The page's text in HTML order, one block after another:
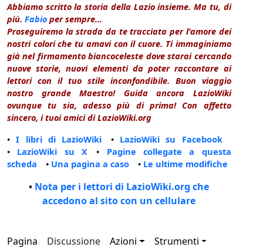
Abbiamo scritto la storia della Lazio insieme. Ma tu, di
più. Fabio per sempre...
Proseguiremo la strada da te tracciata per l'amore dei
nostri colori che tu amavi con il cuore. Ti immaginiamo
già nel firmamento biancoceleste dove starai cercando
nuove storie, nuovi elementi da poter raccontare ai
lettori con il tuo stile inconfondibile. Buon viaggio
nostro grande Maestro! Guida ancora LazioWiki
ovunque tu sia, adesso più di prima! Con affetto
sincero, i tuoi amici di LazioWiki.org
•I libri di LazioWiki • LazioWiki su Facebook
• LazioWiki su X • Pagine collegate a questa
scheda • Una pagina a caso • Le ultime modifiche
• Nota per i lettori di LazioWiki.org che
accedono al sito con un cellulare
Pagina Discussione Azioni Strumenti